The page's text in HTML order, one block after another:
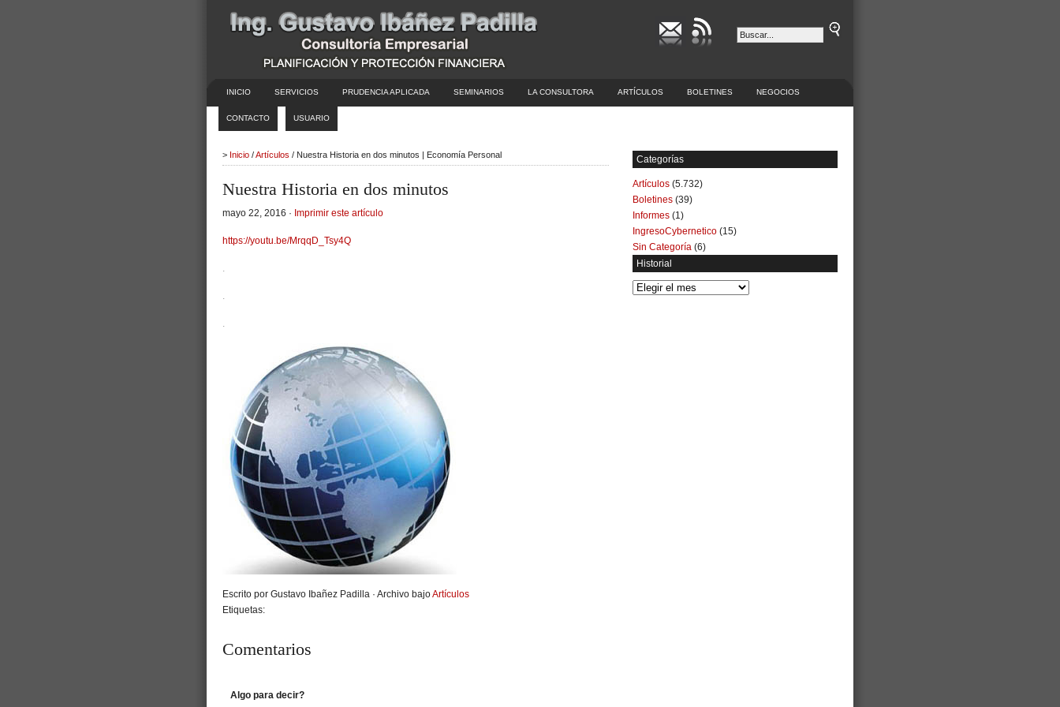
INICIO SERVICIOS PRUDENCIA APLICADA SEMINARIOS LA CONSULTORA ARTÍCULOS BOLETINES NEGOCIOS
CONTACTO USUARIO
> Inicio /Artículos / Nuestra Historia en dos minutos | Economía Personal
Nuestra Historia en dos minutos
mayo 22, 2016 · Imprimir este artículo
https://youtu.be/MrqqD_Tsy4Q
.
.
.
Escrito por Gustavo Ibañez Padilla · Archivo bajoArtículos
Etiquetas:
Comentarios
Algo para decir?
Categorías
Artículos (5.732)
Boletines (39)
Informes (1)
IngresoCybernetico (15)
Sin Categoría (6)
Historial
Historial